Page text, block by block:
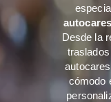
Desde la
cómodo